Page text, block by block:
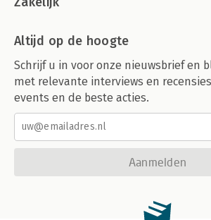
Altijd op de hoogte
Schrijf u in voor onze nieuwsbrief en
met relevante interviews en
events en de beste acties.
Aanmelden